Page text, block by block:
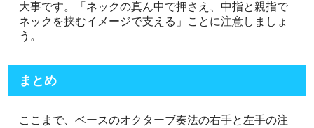
大事です。「ネックの真ん中で押さえ、中指と親指で
ネックを挟むイメージで支える」ことに注意しましょ
う。
まとめ
ここまで、ベースのオクターブ奏法の右手と左手の注